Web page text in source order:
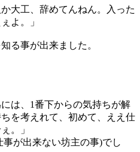
大工、辞めてんねん。入った
よ。」
る事が出来ました。
は、1番下からの気持ちが解
を考えれて、初めて、ええ仕
。」
事が出来ない坊主の事)でし